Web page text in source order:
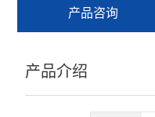
产品咨询
产品介绍